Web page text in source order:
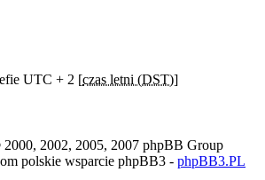
UTC + 2 [czas letni (DST)]
2002, 2005, 2007 phpBB Group
polskie wsparcie phpBB3 - phpBB3.PL